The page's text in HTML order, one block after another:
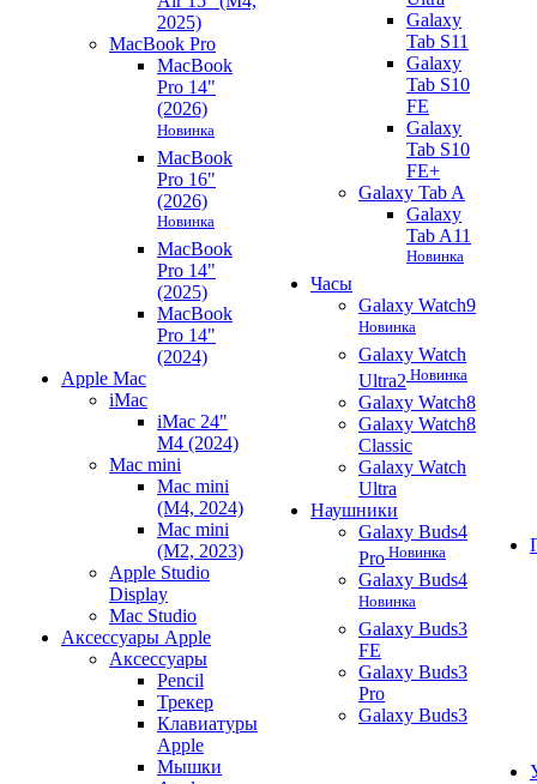
2025)
MacBook Pro
MacBook
Pro 14"
(2026)
Новинка
MacBook
Pro 16"
(2026)
Новинка
MacBook
Pro 14"
(2025)
MacBook
Pro 14"
(2024)
Apple Mac
iMac
iMac 24"
M4 (2024)
Mac mini
Mac mini
(M4, 2024)
Mac mini
(M2, 2023)
Apple Studio
Display
Mac Studio
Аксессуары Apple
Аксессуары
Pencil
Трекер
Клавиатуры
Apple
Мышки
Galaxy
Tab S11
Galaxy
Tab S10
FE
Galaxy
Tab S10
FE+
Galaxy Tab A
Galaxy
Tab A11
Новинка
Часы
Galaxy Watch9
Новинка
Galaxy Watch
Ultra2 Новинка
Galaxy Watch8
Galaxy Watch8
Classic
Galaxy Watch
Ultra
Наушники
Galaxy Buds4
Pro Новинка
Galaxy Buds4
Новинка
Galaxy Buds3
FE
Galaxy Buds3
Pro
Galaxy Buds3